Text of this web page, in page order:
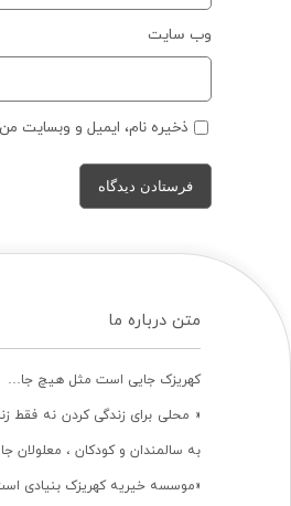
وب‌ سایت
ذخیره نام، ایمیل و وبسایت
متن درباره ما
کهریزک جایی است مثل هیچ جا…
« محلی برای زندگی کردن نه فقط
به سالمندان و کودکان ، معلولان
«موسسه خیریه کهریزک بنیادی